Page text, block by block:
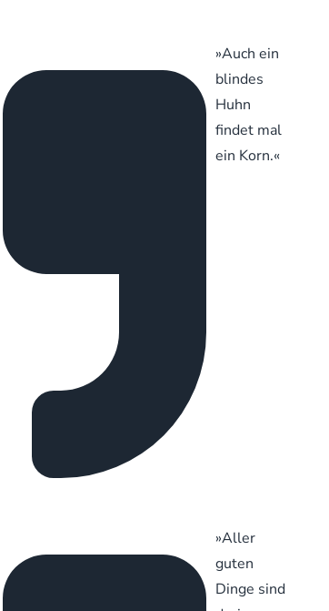
»Auch ein
blindes
Huhn
findet mal
ein Korn.«
»Aller
guten
Dinge sind